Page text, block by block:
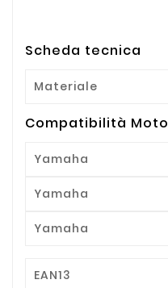
Scheda tecnica
Materiale
Compatibilità Moto
Yamaha
Yamaha
Yamaha
EAN13